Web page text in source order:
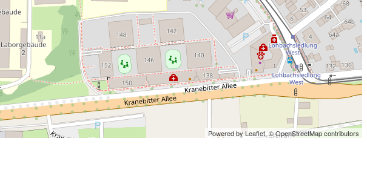
Powered by Leaflet,© OpenStreetMap contributors